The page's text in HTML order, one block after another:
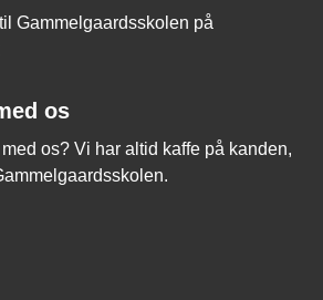
Gammelgaardsskolen på
os
os? Vi har altid kaffe på kanden,